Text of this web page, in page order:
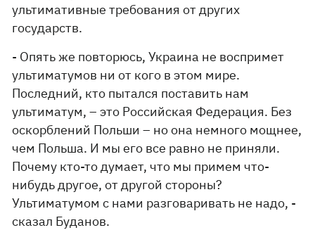
ультимативные требования от других
государств.
- Опять же повторюсь, Украина не воспримет
ультиматумов ни от кого в этом мире.
Последний, кто пытался поставить нам
ультиматум, – это Российская Федерация. Без
оскорблений Польши – но она немного мощнее,
чем Польша. И мы его все равно не приняли.
Почему кто-то думает, что мы примем что-
нибудь другое, от другой стороны?
Ультиматумом с нами разговаривать не надо, -
сказал Буданов.